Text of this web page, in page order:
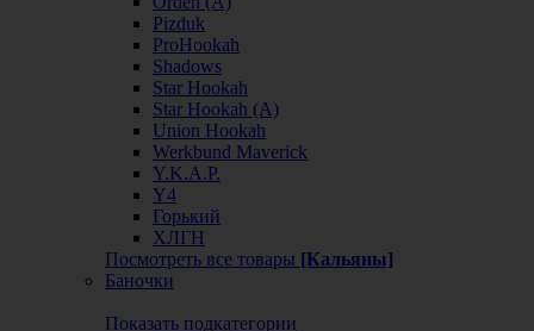
Pizduk
ProHookah
Shadows
Star Hookah
Star Hookah (А)
Union Hookah
Werkbund Maverick
Y.K.A.P.
Y4
Горький
ХЛГН
Посмотреть все товары [Кальяны]
Баночки
Показать подкатегории